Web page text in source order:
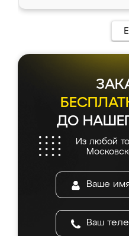
мебель сразу
каких-либо
довольна, все
ДО
Из любой